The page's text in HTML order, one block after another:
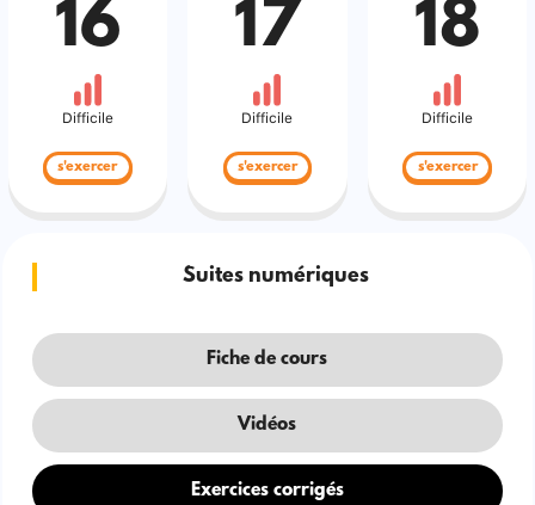
16
Difficile
s'exercer
17
Difficile
s'exercer
18
Difficile
s'exercer
Suites numériques
Fiche de cours
Vidéos
Exercices corrigés